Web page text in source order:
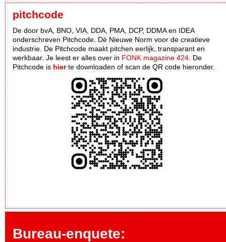
pitchcode
De door bvA, BNO, VIA, DDA, PMA, DCP, DDMA en IDEA
onderschreven Pitchcode. Dè Nieuwe Norm voor de creatieve
industrie. De Pitchcode maakt pitchen eerlijk, transparant en
werkbaar. Je leest er alles over in FONK magazine 424 . De
Pitchcode is hierte downloaden of scan de QR code hieronder.
Bureau-enquete: